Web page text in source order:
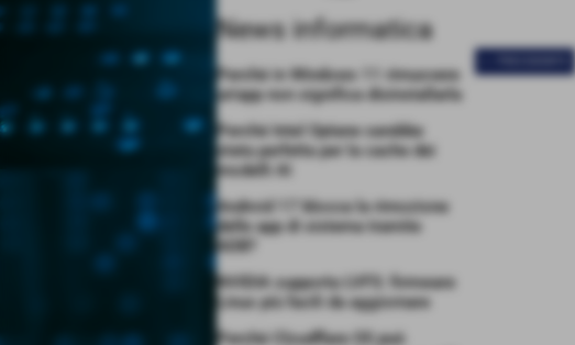
News informatica
Perché in Windows 11 rimuovere
un’app non significa disinstallarla
Perché Intel Optane sarebbe
stata perfetta per la cache dei
modelli AI
Android 17 blocca la rimozione
delle app di sistema tramite
ADB?
NVIDIA supporta LVFS: firmware
Linux più facili da aggiornare
Perché Cloudflare OS può